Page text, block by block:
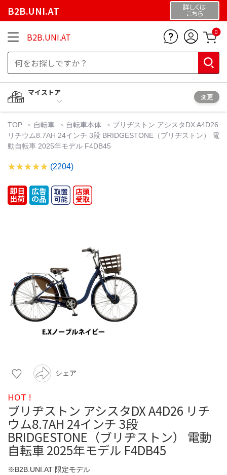
B2B.UNI.AT 詳しくは
こちら
B2B.UNI.AT 0
マイストア
変更
TOP 自転車 自転車本体
ブリヂストン アシスタDX A4D26
リチウム8.7AH 24インチ 3段 BRIDGESTONE（ブリヂストン） 電
動自転車 2025年モデル F4DB45
(2204)
シェア
HOT !
ブリヂストン アシスタDX A4D26 リチ
ウム8.7AH 24インチ 3段
BRIDGESTONE（ブリヂストン） 電動
自転車 2025年モデル F4DB45
※B2B.UNI.AT 限定モデル